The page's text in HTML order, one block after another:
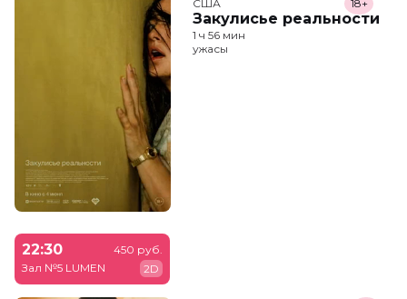
США
Закулисье реальности
18+
1 ч 56 мин
ужасы
22:30
Зал №5 LUMEN
450 руб.
2D